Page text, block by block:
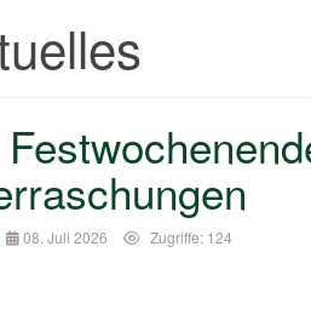
08. Juli 2026 Zugriffe: 124